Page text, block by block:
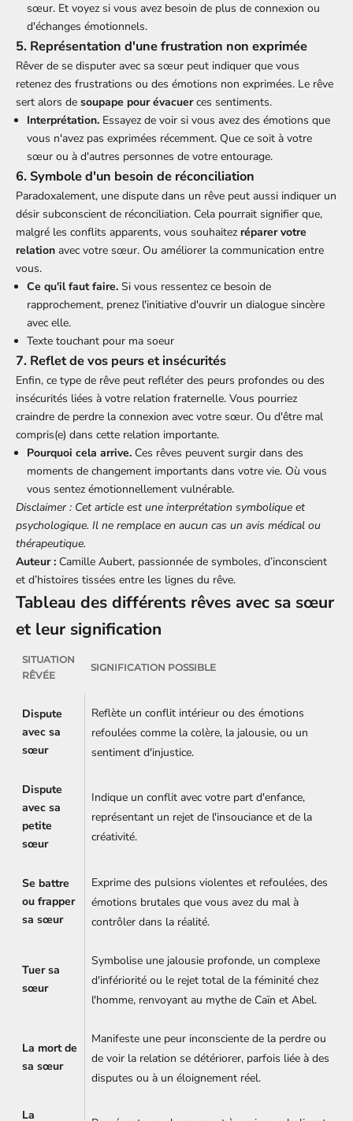
sœur. Et voyez si vous avez besoin de plus de connexion ou
d'échanges émotionnels.
5. Représentation d'une frustration non exprimée
Rêver de se disputer avec sa sœur peut indiquer que vous
retenez des frustrations ou des émotions non exprimées. Le rêve
sert alors de soupape pour évacuerces sentiments.
Interprétation. Essayez de voir si vous avez des émotions que
vous n'avez pas exprimées récemment. Que ce soit à votre
sœur ou à d'autres personnes de votre entourage.
6. Symbole d'un besoin de réconciliation
Paradoxalement, une dispute dans un rêve peut aussi indiquer un
désir subconscient de réconciliation. Cela pourrait signifier que,
malgré les conflits apparents, vous souhaitez réparer votre
relation avec votre sœur. Ou améliorer la communication entre
vous.
Ce qu'il faut faire. Si vous ressentez ce besoin de
rapprochement, prenez l'initiative d'ouvrir un dialogue sincère
avec elle.
Texte touchant pour ma soeur
7. Reflet de vos peurs et insécurités
Enfin, ce type de rêve peut refléter des peurs profondes ou des
insécurités liées à votre relation fraternelle. Vous pourriez
craindre de perdre la connexion avec votre sœur. Ou d'être mal
compris(e) dans cette relation importante.
Pourquoi cela arrive. Ces rêves peuvent surgir dans des
moments de changement importants dans votre vie. Où vous
vous sentez émotionnellement vulnérable.
Disclaimer : Cet article est une interprétation symbolique et
psychologique. Il ne remplace en aucun cas un avis médical ou
thérapeutique.
Auteur : Camille Aubert, passionnée de symboles, d’inconscient
et d’histoires tissées entre les lignes du rêve.
Tableau des différents rêves avec sa sœur
et leur signification
SITUATION
RÊVÉE
SIGNIFICATION POSSIBLE
Dispute
avec sa
sœur
Reflète un conflit intérieur ou des émotions
refoulées comme la colère, la jalousie, ou un
sentiment d'injustice.
Dispute
avec sa
petite
sœur
Indique un conflit avec votre part d'enfance,
représentant un rejet de l'insouciance et de la
créativité.
Se battre
ou frapper
sa sœur
Exprime des pulsions violentes et refoulées, des
émotions brutales que vous avez du mal à
contrôler dans la réalité.
Tuer sa
sœur
Symbolise une jalousie profonde, un complexe
d'infériorité ou le rejet total de la féminité chez
l'homme, renvoyant au mythe de Caïn et Abel.
La mort de
sa sœur
Manifeste une peur inconsciente de la perdre ou
de voir la relation se détériorer, parfois liée à des
disputes ou à un éloignement réel.
La